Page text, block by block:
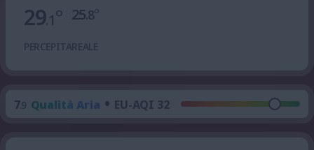
29.1°
PERCEPITA
25.8°
REALE
7.9 Qualità Aria • EU-AQI 32